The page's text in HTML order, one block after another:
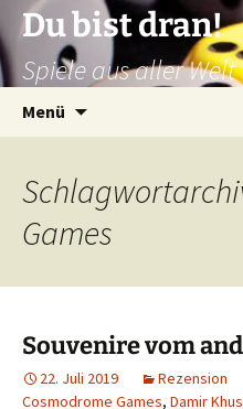
Zum
Inhalt
springen
Du bist dran!
Spiele aus aller Welt
Menü
Games
Souvenire vom
22. Juli 2019 Rezension
Cosmodrome Games, Damir